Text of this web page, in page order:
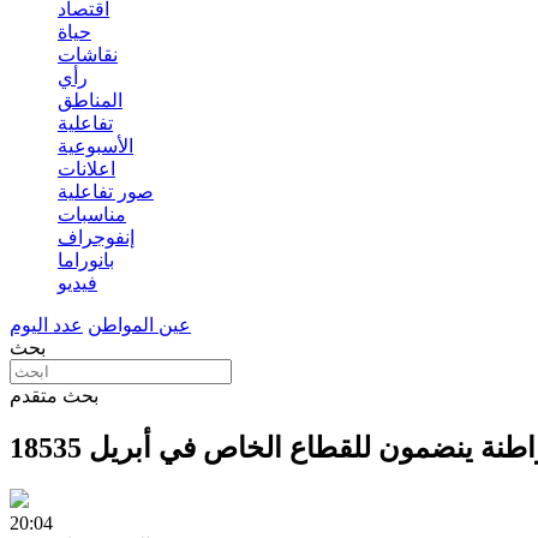
اقتصاد
حياة
نقاشات
رأي
المناطق
تفاعلية
الأسبوعية
اعلانات
صور تفاعلية
مناسبات
إنفوجراف
بانوراما
فيديو
عين المواطن عدد اليوم
بحث
بحث متقدم
ومواطنة ينضمون للقطاع الخاص في أبريل
20:04